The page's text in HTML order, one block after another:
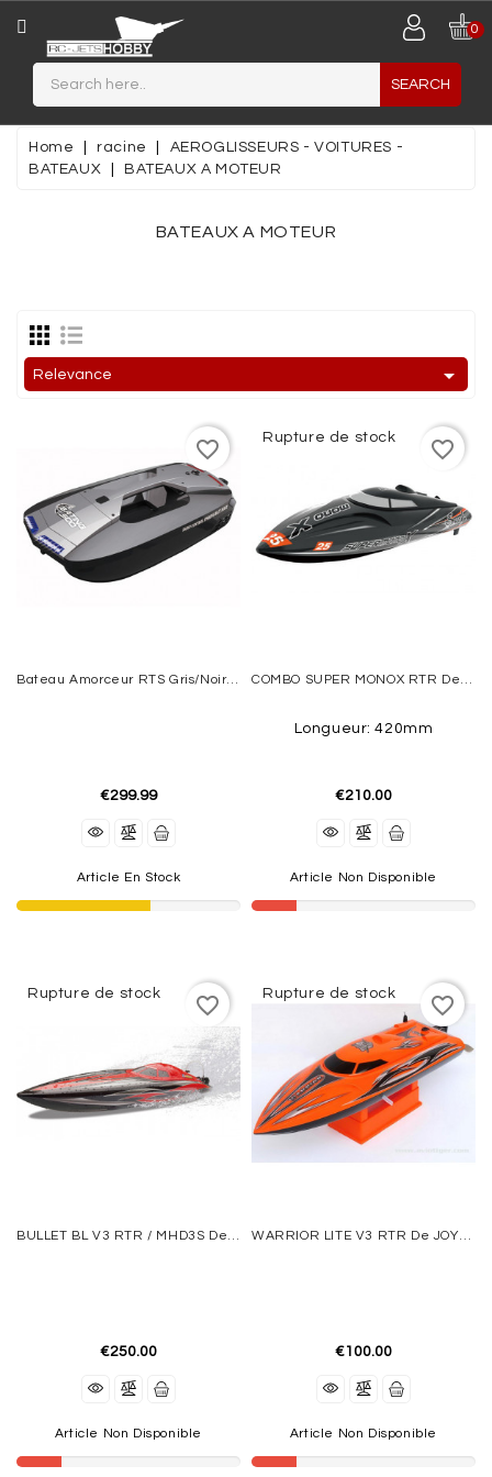
CATEGORY
JETS
MAQUETTES
PLASTIQUES
AIRCRAFT
ELECTRIC
DUCTED
FAN
CONTROLEURS
CHARGEURS
GEAR
MOTEURS
THERMIQUES
TOURNANTES
EQUIPMENT
0
SEARCH
Home racine
AEROGLISSEURS - VOITURES -
BATEAUX
BATEAUX A MOTEUR
BATEAUX A MOTEUR
Relevance 
Bateau Amorceur RTS Gris/Noir De JOYSWAY HOBBY
€299.99
Article En Stock
favorite_border Rupture de stock
COMBO SUPER MONOX RTR De JOYSWAY HOBBY
Longueur: 420mm
€210.00
Article Non Disponible
favorite_border
Rupture de stock
BULLET BL V3 RTR / MHD3S De JOYSWAY HOBBY
€250.00
Article Non Disponible
favorite_border Rupture de stock
WARRIOR LITE V3 RTR De JOYSWAY HOBBY
€100.00
Article Non Disponible
favorite_border